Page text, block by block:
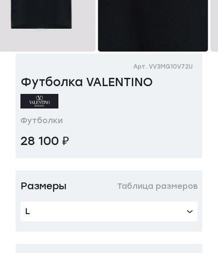
Футболка VALENTINO
Арт. VV3MG10V72U
Футболки
28 100 ₽
Размеры Таблица размеров
L